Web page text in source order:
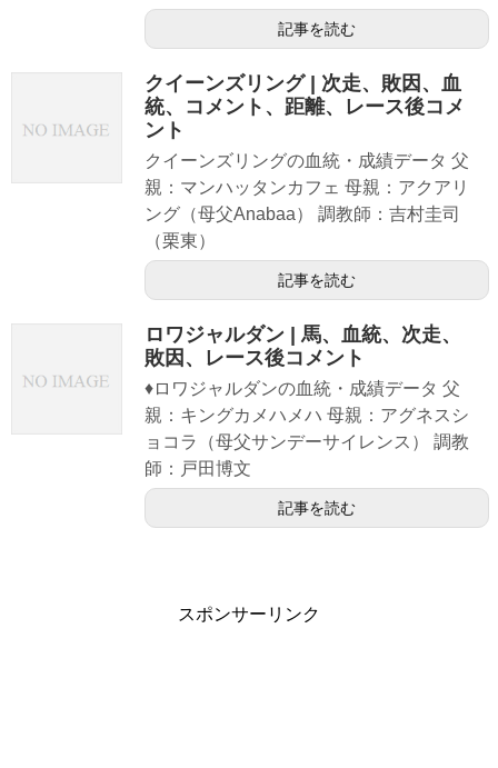
記事を読む
クイーンズリング | 次走、敗因、血
統、コメント、距離、レース後コメ
ント
クイーンズリングの血統・成績データ 父
親：マンハッタンカフェ 母親：アクアリ
ング（母父Anabaa） 調教師：吉村圭司
（栗東）
記事を読む
ロワジャルダン | 馬、血統、次走、
敗因、レース後コメント
♦ロワジャルダンの血統・成績データ 父
親：キングカメハメハ 母親：アグネスシ
ョコラ（母父サンデーサイレンス） 調教
師：戸田博文
記事を読む
スポンサーリンク